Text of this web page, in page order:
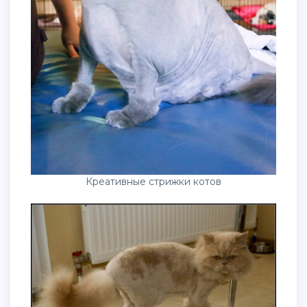
Креативные стрижки котов